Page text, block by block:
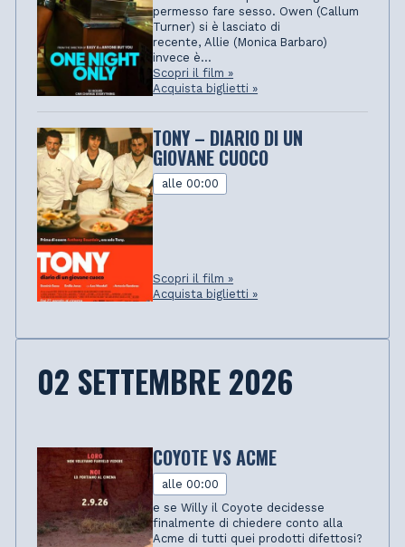
permesso fare sesso. Owen (Callum
Turner) si è lasciato di
recente, Allie (Monica Barbaro)
invece è...
Scopri il film »
Acquista biglietti »
TONY – DIARIO DI UN
GIOVANE CUOCO
alle 00:00
Scopri il film »
Acquista biglietti »
02 SETTEMBRE 2026
COYOTE VS ACME
alle 00:00
e se Willy il Coyote decidesse
finalmente di chiedere conto alla
Acme di tutti quei prodotti difettosi?